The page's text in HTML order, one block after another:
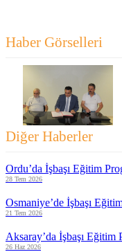
Haber Görselleri
Diğer Haberler
Ordu’da İşbaşı Eğitim
28 Tem 2026
Osmaniye’de İşbaşı
21 Tem 2026
Aksaray’da İşbaşı Eğitim
26 Haz 2026